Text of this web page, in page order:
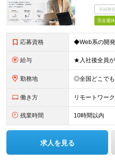
未経験
完全週休
応募資格
給与
勤務地
働き方 リモートワー
残業時間 10時間以内
求人を見る